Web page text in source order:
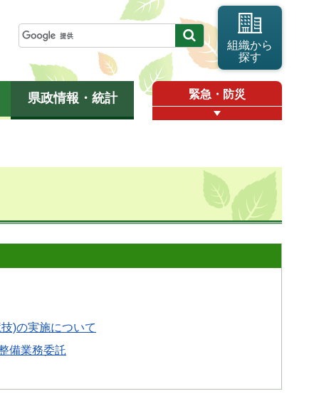
組織から
探す
県政情報・統計 緊急・防災
)の実施について
備業務委託